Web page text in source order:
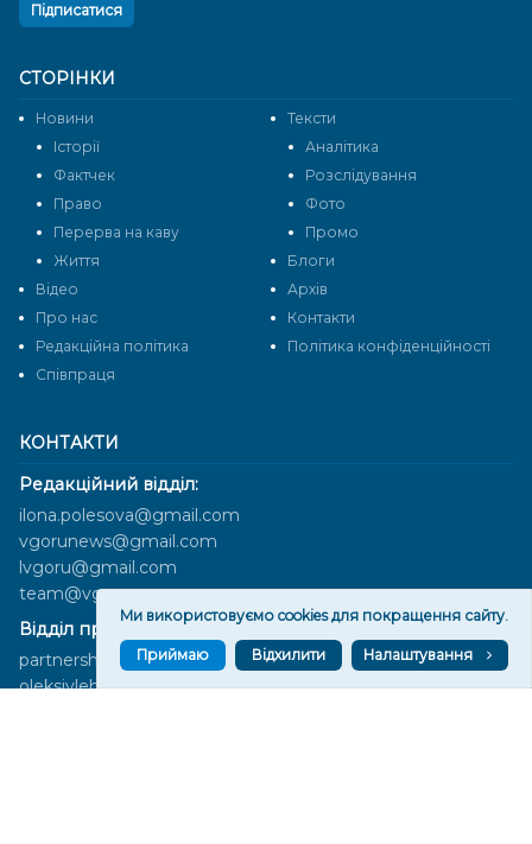
КОНТАКТИ
Редакційний відділ:
ilona.polesova@gmail.com
vgorunews@gmail.com
lvgoru@gmail.com
team@vgoru.org
Відділ продажів:
partnership@vgoru.org
oleksiylehen@vgoru.org
СТОРІНКИ
Новини
Тексти
Історії
Аналітика
Фактчек
Розслідування
Право
Фото
Перерва на каву
Промо
Життя
Блоги
Відео
Архів
Про нас
Контакти
Редакційна політика
Політика конфіденційності
Cпівпраця
Підписатися
Ми використовуємо cookies для покращення сайту.
Приймаю Відхилити Налаштування